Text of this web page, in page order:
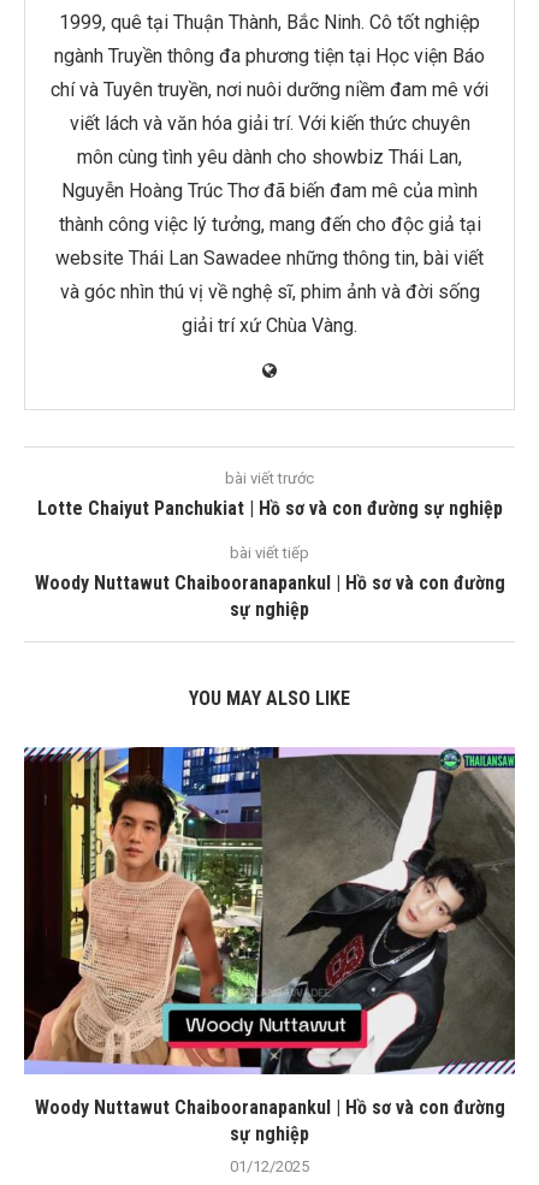
1999, quê tại Thuận Thành, Bắc Ninh. Cô tốt nghiệp
ngành Truyền thông đa phương tiện tại Học viện Báo
chí và Tuyên truyền, nơi nuôi dưỡng niềm đam mê với
viết lách và văn hóa giải trí. Với kiến thức chuyên
môn cùng tình yêu dành cho showbiz Thái Lan,
Nguyễn Hoàng Trúc Thơ đã biến đam mê của mình
thành công việc lý tưởng, mang đến cho độc giả tại
website Thái Lan Sawadee những thông tin, bài viết
và góc nhìn thú vị về nghệ sĩ, phim ảnh và đời sống
giải trí xứ Chùa Vàng.
bài viết trước
Lotte Chaiyut Panchukiat | Hồ sơ và con đường sự nghiệp
bài viết tiếp
Woody Nuttawut Chaibooranapankul | Hồ sơ và con đường
sự nghiệp
YOU MAY ALSO LIKE
Woody Nuttawut Chaibooranapankul | Hồ sơ và con đường
sự nghiệp
01/12/2025